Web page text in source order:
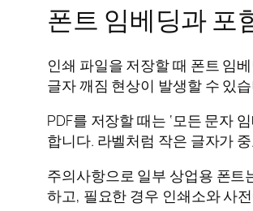
폰트 임베딩과 포
인쇄 파일을 저장할 때 폰트 임
글자 깨짐 현상이 발생할 수 있
PDF를 저장할 때는 ‘모든 문자
합니다. 라벨처럼 작은 글자가
주의사항으로 일부 상업용 폰트
하고, 필요한 경우 인쇄소와 사